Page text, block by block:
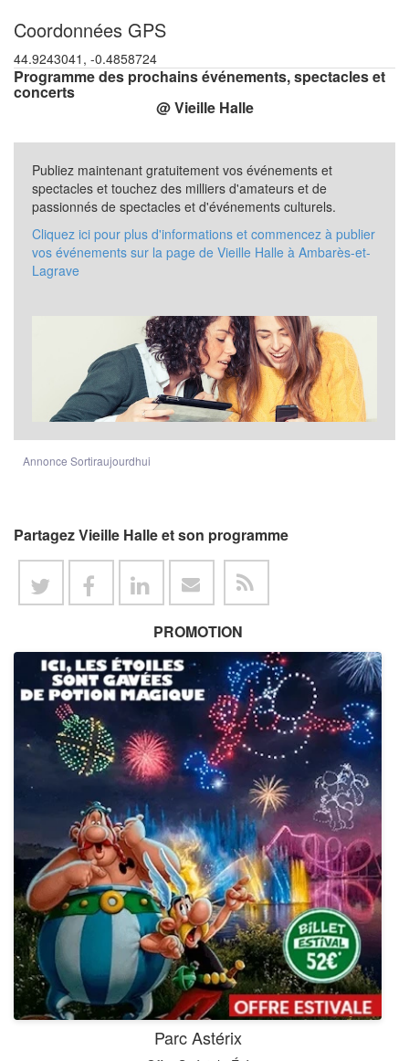
Coordonnées GPS
44.9243041, -0.4858724
Programme des prochains événements, spectacles et
concerts
@ Vieille Halle
Publiez maintenant gratuitement vos événements et
spectacles et touchez des milliers d'amateurs et de
passionnés de spectacles et d'événements culturels.
Cliquez ici pour plus d'informations et commencez à publier
vos événements sur la page de Vieille Halle à Ambarès-et-
Lagrave
Annonce Sortiraujourdhui
Partagez Vieille Halle et son programme
PROMOTION
Parc Astérix